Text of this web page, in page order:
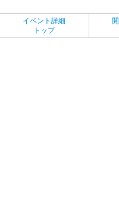
イベント詳細
トップ